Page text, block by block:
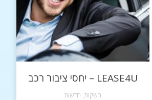
LEASE4U – יחסי ציבור רכב
השקות, חדשות